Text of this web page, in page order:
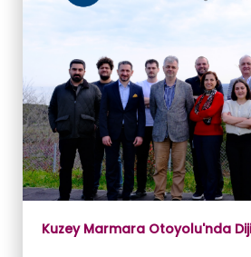
Kuzey Marmara Otoyolu'nda